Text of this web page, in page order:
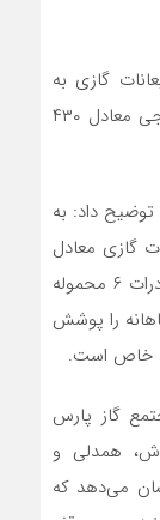
۶ محموله میعانات گازی به
میزان ۲.۵ میلیون بشکه و ۱۶ محموله ال‌پی‌جی معادل ۴۳۰
داد: به
میعانات گازی معادل
۳.۷ میلیون بشکه صادر می‌شود. بنابراین صادرات ۶ محموله
میانگین ماهانه را پوشش
خاص است.
گاز پارس
همدلی و
می‌دهد که